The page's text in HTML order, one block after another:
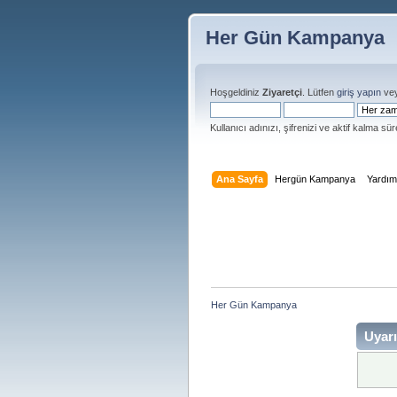
Her Gün Kampanya
Hoşgeldiniz Ziyaretçi . Lütfen giriş yapın
Kullanıcı adınızı, şifrenizi ve aktif kalma
Ana Sayfa Hergün Kampanya Yardım
Her Gün Kampanya